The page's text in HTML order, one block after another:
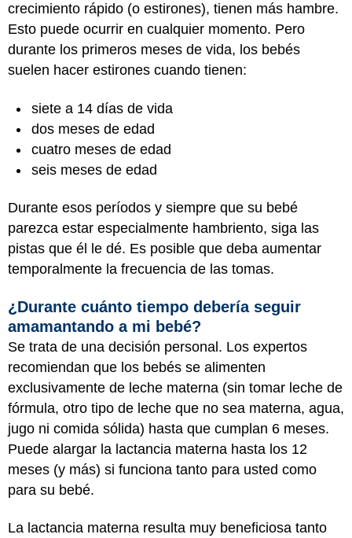
crecimiento rápido (o estirones), tienen más hambre.
Esto puede ocurrir en cualquier momento. Pero
durante los primeros meses de vida, los bebés
suelen hacer estirones cuando tienen:
siete a 14 días de vida
dos meses de edad
cuatro meses de edad
seis meses de edad
Durante esos períodos y siempre que su bebé
parezca estar especialmente hambriento, siga las
pistas que él le dé. Es posible que deba aumentar
temporalmente la frecuencia de las tomas.
¿Durante cuánto tiempo debería seguir
amamantando a mi bebé?
Se trata de una decisión personal. Los expertos
recomiendan que los bebés se alimenten
exclusivamente de leche materna (sin tomar leche de
fórmula, otro tipo de leche que no sea materna, agua,
jugo ni comida sólida) hasta que cumplan 6 meses.
Puede alargar la lactancia materna hasta los 12
meses (y más) si funciona tanto para usted como
para su bebé.
La lactancia materna resulta muy beneficiosa tanto